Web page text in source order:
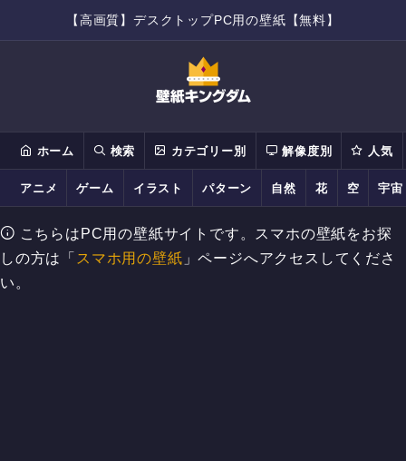
【高画質】デスクトップPC用の壁紙【無料】
ホーム 検索 カテゴリー別 解像度別 人気
アニメ ゲーム イラスト パターン 自然 花 空 宇宙
こちらはPC用の壁紙サイトです。スマホの壁紙をお探
しの方は「 スマホ用の壁紙 」ページへアクセスしてくださ
い。